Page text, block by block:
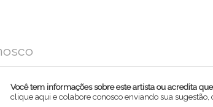
Você tem informações sobre este artista ou acredita
clique aqui e colabore conosco enviando sua sugestão,